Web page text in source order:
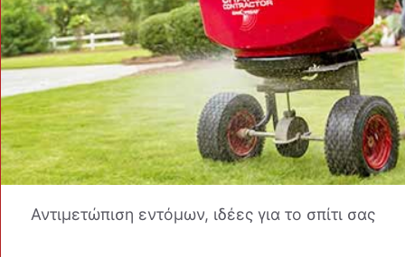
Αντιμετώπιση εντόμων, ιδέες για το σπίτι σας